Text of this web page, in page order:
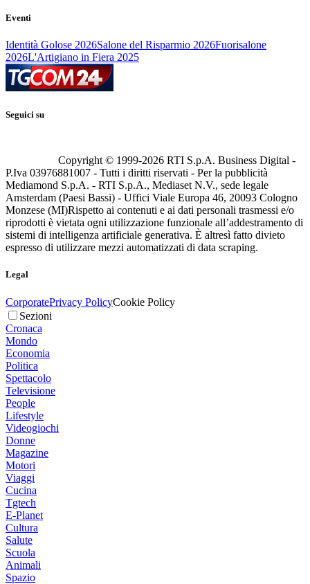
Eventi
Identità Golose 2026Salone del Risparmio 2026Fuorisalone
2026L'Artigiano in Fiera 2025
Seguici su
Copyright © 1999-2026 RTI S.p.A. Business Digital -
P.Iva 03976881007 - Tutti i diritti riservati - Per la pubblicità
Mediamond S.p.A. - RTI S.p.A., Mediaset N.V., sede legale
Amsterdam (Paesi Bassi) - Uffici Viale Europa 46, 20093 Cologno
Monzese (MI)Rispetto ai contenuti e ai dati personali trasmessi e/o
riprodotti è vietata ogni utilizzazione funzionale all’addestramento di
sistemi di intelligenza artificiale generativa. È altresì fatto divieto
espresso di utilizzare mezzi automatizzati di data scraping.
Legal
CorporatePrivacy PolicyCookie Policy
Sezioni
Cronaca
Mondo
Economia
Politica
Spettacolo
Televisione
People
Lifestyle
Videogiochi
Donne
Magazine
Motori
Viaggi
Cucina
Tgtech
E-Planet
Cultura
Salute
Scuola
Animali
Spazio